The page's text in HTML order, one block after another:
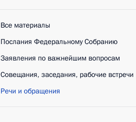
Все материалы
Послания Федеральному Собранию
Заявления по важнейшим вопросам
Совещания, заседания, рабочие встречи
Речи и обращения